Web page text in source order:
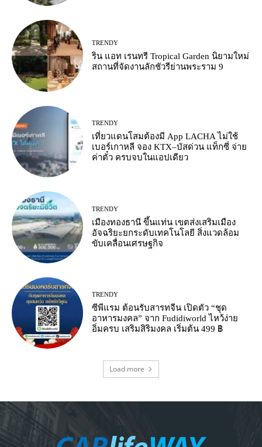
TRENDY
ริน แอท เรนทรี Tropical Garden นิยามใหม่
สถานที่จัดงานลักชัวรีย่านพระราม 9
TRENDY
เที่ยวแดนโสมต้องมี App LACHA ไม่ใช้
เบอร์เกาหลี จอง KTX–บัสด่วน แท็กซี่ จ่าย
ค่าตั๋ว ครบจบในแอปเดียว
TRENDY
เมืองทองธานี ขึ้นแท่น เขตส่งเสริมเมือง
อัจฉริยะยกระดับเทคโนโลยี สิ่งแวดล้อม
ขับเคลื่อนเศรษฐกิจ
TRENDY
ซีพีแรม ต้อนรับสารทจีน เปิดตัว “ชุด
อาหารมงคล” จาก Fudidiworld ไหว้ง่าย
อิ่มครบ เสริมสิริมงคล เริ่มต้น 499 ฿
Load more